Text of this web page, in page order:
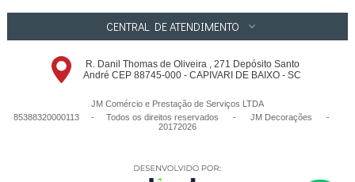
CENTRAL DE ATENDIMENTO
R. Danil Thomas de Oliveira , 271 Depósito Santo
André CEP 88745-000 - CAPIVARI DE BAIXO - SC
JM Comércio e Prestação de Serviços LTDA
85388320000113 - Todos os direitos reservados
- JM Decorações
-
20172026